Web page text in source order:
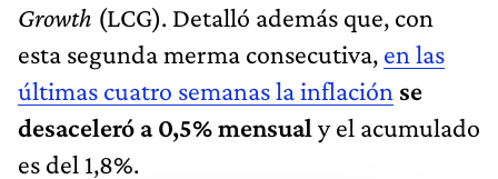
Growth (LCG). Detalló además que, con
esta segunda merma consecutiva, en las
últimas cuatro semanas la inflación se
desaceleró a 0,5% mensual y el acumulado
es del 1,8%.